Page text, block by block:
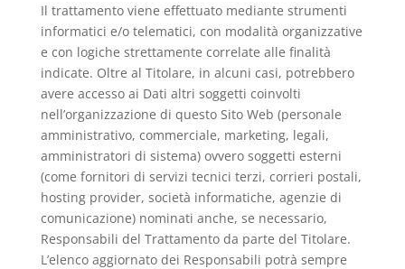
Il trattamento viene effettuato mediante strumenti
informatici e/o telematici, con modalità organizzative
e con logiche strettamente correlate alle finalità
indicate. Oltre al Titolare, in alcuni casi, potrebbero
avere accesso ai Dati altri soggetti coinvolti
nell’organizzazione di questo Sito Web (personale
amministrativo, commerciale, marketing, legali,
amministratori di sistema) ovvero soggetti esterni
(come fornitori di servizi tecnici terzi, corrieri postali,
hosting provider, società informatiche, agenzie di
comunicazione) nominati anche, se necessario,
Responsabili del Trattamento da parte del Titolare.
L’elenco aggiornato dei Responsabili potrà sempre